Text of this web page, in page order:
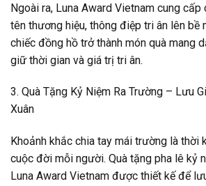
Ngoài ra, Luna Award Vietnam cung
tên thương hiệu, thông điệp tri ân lên bề
chiếc đồng hồ trở thành món quà mang
giữ thời gian và giá trị tri ân.
3. Quà Tặng Kỷ Niệm Ra Trường – Lưu
Xuân
Khoảnh khắc chia tay mái trường là thời
cuộc đời mỗi người. Quà tặng pha lê kỷ
Luna Award Vietnam được thiết kế để